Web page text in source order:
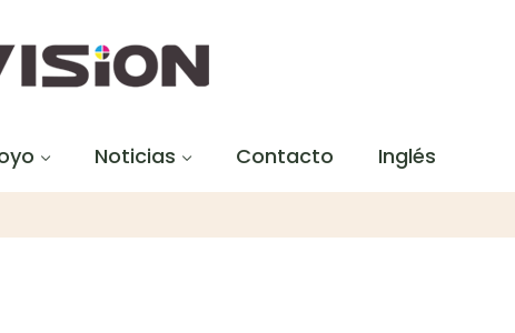
Noticias Contacto Inglés